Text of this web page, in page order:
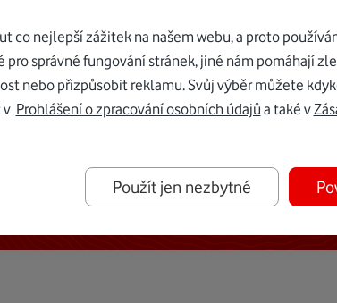
vám dáme Vodafone TV již
měsíčně
co nejlepší zážitek na našem webu, a proto
pro správné fungování stránek, jiné nám pomáhají
nebo přizpůsobit reklamu. Svůj výběr můžete
v Prohlášení o zpracování osobních údajů a také v
Použít jen nezbytné